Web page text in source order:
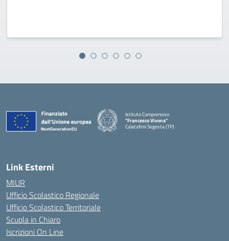
Istituto Comprensivo
"Francesco Vivona"
Calatafimi Segesta (TP)
— Visita la pagina iniziale della scuola
Link Esterni
MIUR
Ufficio Scolastico Regionale
Ufficio Scolastico Territoriale
Scuola in Chiaro
Iscrizioni On Line